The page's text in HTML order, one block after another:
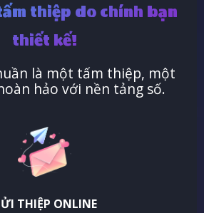
thiệp do chính bạn
thiết kế!
là một tấm thiệp, một
hảo với nền tảng số.
THIỆP ONLINE